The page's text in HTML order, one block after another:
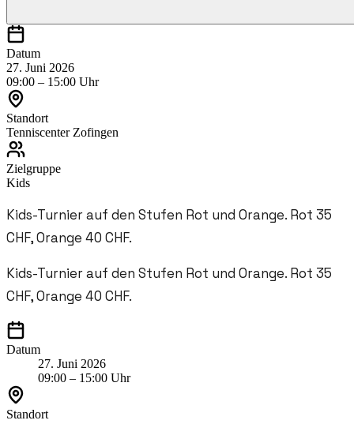
Datum
27. Juni 2026
09:00 – 15:00 Uhr
Standort
Tenniscenter Zofingen
Zielgruppe
Kids
Kids-Turnier auf den Stufen Rot und Orange. Rot 35
CHF, Orange 40 CHF.
Kids-Turnier auf den Stufen Rot und Orange. Rot 35
CHF, Orange 40 CHF.
Datum
27. Juni 2026
09:00 – 15:00 Uhr
Standort